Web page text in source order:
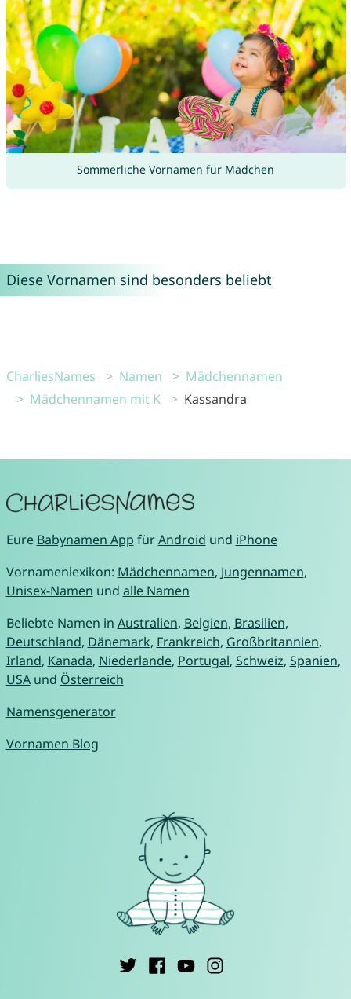
Sommerliche Vornamen für Mädchen
Diese Vornamen sind besonders beliebt
CharliesNames Namen
Mädchennamen
Mädchennamen mit K
Kassandra
Eure Babynamen App fürAndroid und iPhone
Vornamenlexikon: Mädchennamen, Jungennamen,
Unisex-Namen und alle Namen
Beliebte Namen in Australien, Belgien, Brasilien,
Deutschland, Dänemark, Frankreich, Großbritannien,
Irland, Kanada, Niederlande, Portugal, Schweiz, Spanien,
USAund Österreich
Namensgenerator
Vornamen Blog